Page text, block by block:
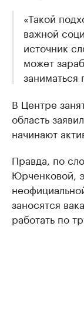
«Такой
важной
источник
может
заниматься
В Центре
область
начинают
Правда, по
Юрченковой,
заносятся
работать по